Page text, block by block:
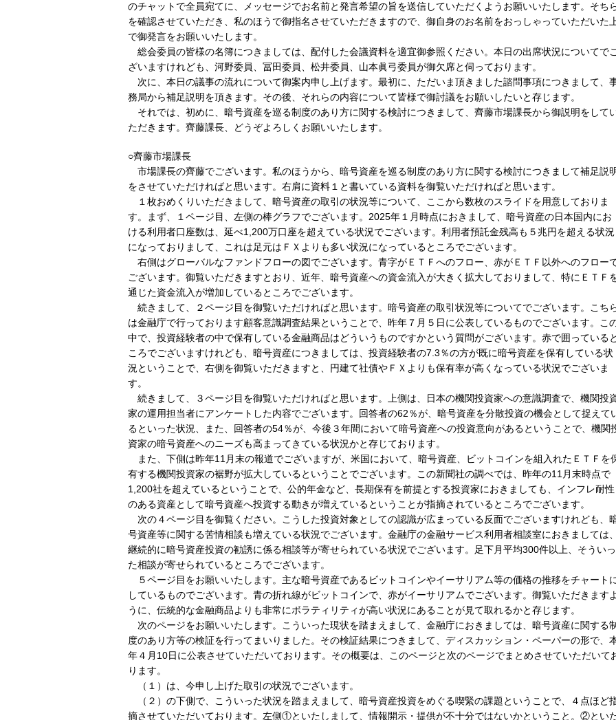
のチャットで全員宛てに、メッセージでお名前と発言希望の旨を送信していただくようお願いいたします。そち
を確認させていただき、私のほうで御指名させていただきますので、御自身のお名前をおっしゃっていただいた
で御発言をお願いいたします。
総会委員の皆様の名簿につきましては、配付した会議資料を適宜御参照ください。本日の出席状況についてで
ざいますけれども、河野委員、冨田委員、松井委員、山本眞弓委員が御欠席と伺っております。
次に、本日の議事の流れについて御案内申し上げます。最初に、ただいま頂きました諮問事項につきまして、
務局から補足説明を頂きます。その後、それらの内容について皆様で御討議をお願いしたいと存じます。
それでは、初めに、暗号資産を巡る制度のあり方に関する検討につきまして、齊藤市場課長から御説明をして
ただきます。齊藤課長、どうぞよろしくお願いいたします。
○齊藤市場課長
市場課長の齊藤でございます。私のほうから、暗号資産を巡る制度のあり方に関する検討につきまして補足説
をさせていただければと思います。右肩に資料１と書いている資料を御覧いただければと思います。
１枚おめくりいただきまして、暗号資産の取引の状況等について、ここから数枚のスライドを用意しておりま
す。まず、１ページ目、左側の棒グラフでございます。2025年１月時点におきまして、暗号資産の日本国内にお
ける利用者口座数は、延べ1,200万口座を超えている状況でございます。利用者預託金残高も５兆円を超える状況
になっておりまして、これは足元はＦＸよりも多い状況になっているところでございます。
右側はグローバルなファンドフローの図でございます。青字がＥＴＦへのフロー、赤がＥＴＦ以外へのフロー
ございます。御覧いただきますとおり、近年、暗号資産への資金流入が大きく拡大しておりまして、特にＥＴＦ
通じた資金流入が増加しているところでございます。
続きまして、２ページ目を御覧いただければと思います。暗号資産の取引状況等についてでございます。こち
は金融庁で行っております顧客意識調査結果ということで、昨年７月５日に公表しているものでございます。こ
中で、投資経験者の中で保有している金融商品はどういうものですかという質問がございます。赤で囲っていると
ころでございますけれども、暗号資産につきましては、投資経験者の7.3％の方が既に暗号資産を保有している状
況ということで、右側を御覧いただきますと、円建て社債やＦＸよりも保有率が高くなっている状況でございま
す。
続きまして、３ページ目を御覧いただければと思います。上側は、日本の機関投資家への意識調査で、機関投
家の運用担当者にアンケートした内容でございます。回答者の62％が、暗号資産を分散投資の機会として捉えて
るといった状況、また、回答者の54％が、今後３年間において暗号資産への投資意向があるということで、機関
資家の暗号資産へのニーズも高まってきている状況かと存じております。
また、下側は昨年11月末の報道でございますが、米国において、暗号資産、ビットコインを組入れたＥＴＦを
有する機関投資家の裾野が拡大しているということでございます。この新聞社の調べでは、昨年の11月末時点で
1,200社を超えているということで、公的年金など、長期保有を前提とする投資家におきましても、インフレ耐性
のある資産として暗号資産へ投資する動きが増えているということが指摘されているところでございます。
次の４ページ目を御覧ください。こうした投資対象としての認識が広まっている反面でございますけれども、
号資産等に関する苦情相談も増えている状況でございます。金融庁の金融サービス利用者相談室におきましては、
継続的に暗号資産投資の勧誘に係る相談等が寄せられている状況でございます。足下月平均300件以上、そういっ
た相談が寄せられているところでございます。
５ページ目をお願いいたします。主な暗号資産であるビットコインやイーサリアム等の価格の推移をチャート
しているものでございます。青の折れ線がビットコインで、赤がイーサリアムでございます。御覧いただきますよ
うに、伝統的な金融商品よりも非常にボラティリティが高い状況にあることが見て取れるかと存じます。
次のページをお願いいたします。こういった現状を踏まえまして、金融庁におきましては、暗号資産に関する制
度のあり方等の検証を行ってまいりました。その検証結果につきまして、ディスカッション・ペーパーの形で、
年４月10日に公表させていただいております。その概要は、このページと次のページでまとめさせていただいて
ります。
（１）は、今申し上げた取引の状況でございます。
（２）の下側で、こういった状況を踏まえまして、暗号資産投資をめぐる喫緊の課題ということで、４点ほど
摘させていただいております。左側①といたしまして、情報開示・提供が不十分ではないかということ。②とい